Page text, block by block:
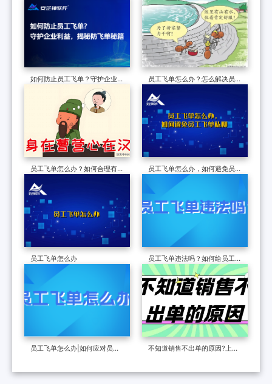
如何防止员工飞单？守护企业利
益，揭秘防飞单秘籍
员工飞单怎么办？怎么解决员工
员工飞单怎么办？如何合理有效
员工飞单怎么办，如何避免员工
员工飞单怎么办
员工飞单违法吗？如何给员工电
脑“上锁”
员工飞单怎么办|如何应对员工
不知道销售不出单的原因?上网